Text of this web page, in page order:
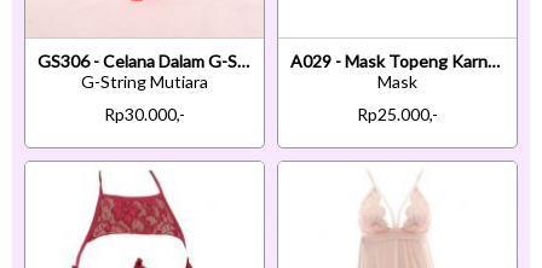
GS306 - Celana Dalam G-String Mutiara T-Back Rumbai Merah
G-String Mutiara
Rp30.000,-
A029 - Mask Topeng Karnaval Penutup Mata Cat Kucing Kuning
Mask
Rp25.000,-